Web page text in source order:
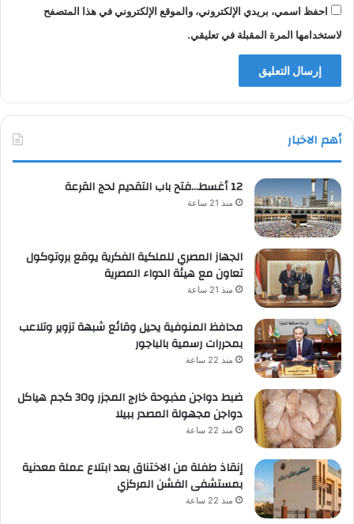
احفظ اسمي، بريدي الإلكتروني، والموقع الإلكتروني في هذا المتصفح
لاستخدامها المرة المقبلة في تعليقي.
أهم الاخبار
12 أغسط…فتح باب التقديم لحج القرعة
منذ 21 ساعة
الجهاز المصري للملكية الفكرية يوقع بروتوكول
تعاون مع هيئة الدواء المصرية
منذ 21 ساعة
محافظ المنوفية يحيل وقائع شبهة تزوير وتلاعب
بمحررات رسمية بالباجور
منذ 22 ساعة
ضبط دواجن مذبوحة خارج المجزر و30 كجم هياكل
دواجن مجهولة المصدر ببيلا
منذ 22 ساعة
إنقاذ طفلة من الاختناق بعد ابتلاع عملة معدنية
بمستشفى الفشن المركزي
منذ 22 ساعة